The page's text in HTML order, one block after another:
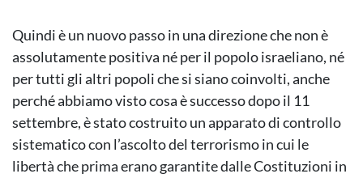
Quindi è un nuovo passo in una direzione che non è
assolutamente positiva né per il popolo israeliano, né
per tutti gli altri popoli che si siano coinvolti, anche
perché abbiamo visto cosa è successo dopo il 11
settembre, è stato costruito un apparato di controllo
sistematico con l’ascolto del terrorismo in cui le
libertà che prima erano garantite dalle Costituzioni in